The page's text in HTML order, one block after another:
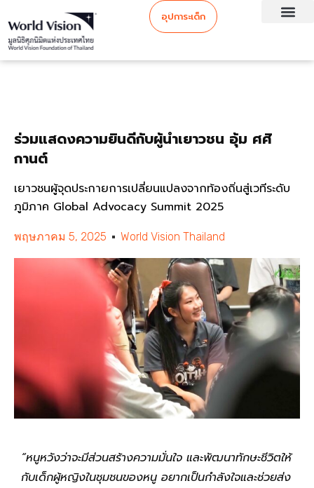
อุปการะเด็ก
ร่วมแสดงความยินดีกับผู้นำเยาวชน อุ้ม ศศิ
กานต์
เยาวชนผู้จุดประกายการเปลี่ยนแปลงจากท้องถิ่นสู่เวทีระดับ
ภูมิภาค Global Advocacy Summit 2025
พฤษภาคม 5, 2025 World Vision Thailand
“หนูหวังว่าจะมีส่วนสร้างความมั่นใจ และพัฒนาทักษะชีวิตให้
กับเด็กผู้หญิงในชุมชนของหนู อยากเป็นกำลังใจและช่วยส่ง